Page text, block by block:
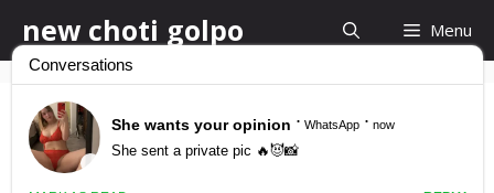
to
content
new choti golpo Menu
aunty choti